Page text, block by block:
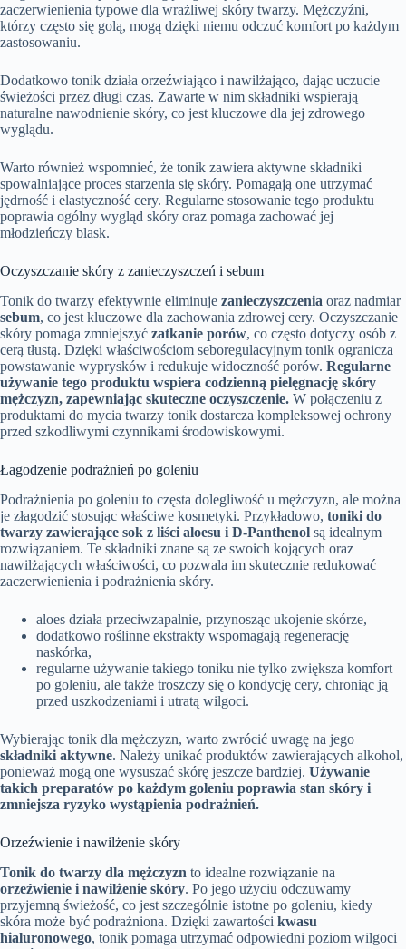
zaczerwienienia typowe dla wrażliwej skóry twarzy. Mężczyźni,
którzy często się golą, mogą dzięki niemu odczuć komfort po każdym
zastosowaniu.
Dodatkowo tonik działa orzeźwiająco i nawilżająco, dając uczucie
świeżości przez długi czas. Zawarte w nim składniki wspierają
naturalne nawodnienie skóry, co jest kluczowe dla jej zdrowego
wyglądu.
Warto również wspomnieć, że tonik zawiera aktywne składniki
spowalniające proces starzenia się skóry. Pomagają one utrzymać
jędrność i elastyczność cery. Regularne stosowanie tego produktu
poprawia ogólny wygląd skóry oraz pomaga zachować jej
młodzieńczy blask.
Oczyszczanie skóry z zanieczyszczeń i sebum
Tonik do twarzy efektywnie eliminuje zanieczyszczenia oraz nadmiar
sebum, co jest kluczowe dla zachowania zdrowej cery. Oczyszczanie
skóry pomaga zmniejszyć zatkanie porów, co często dotyczy osób z
cerą tłustą. Dzięki właściwościom seboregulacyjnym tonik ogranicza
powstawanie wyprysków i redukuje widoczność porów. Regularne
używanie tego produktu wspiera codzienną pielęgnację skóry
mężczyzn, zapewniając skuteczne oczyszczenie. W połączeniu z
produktami do mycia twarzy tonik dostarcza kompleksowej ochrony
przed szkodliwymi czynnikami środowiskowymi.
Łagodzenie podrażnień po goleniu
Podrażnienia po goleniu to częsta dolegliwość u mężczyzn, ale można
je złagodzić stosując właściwe kosmetyki. Przykładowo, toniki do
twarzy zawierające sok z liści aloesu i D-Panthenol są idealnym
rozwiązaniem. Te składniki znane są ze swoich kojących oraz
nawilżających właściwości, co pozwala im skutecznie redukować
zaczerwienienia i podrażnienia skóry.
aloes działa przeciwzapalnie, przynosząc ukojenie skórze,
dodatkowo roślinne ekstrakty wspomagają regenerację
naskórka,
regularne używanie takiego toniku nie tylko zwiększa komfort
po goleniu, ale także troszczy się o kondycję cery, chroniąc ją
przed uszkodzeniami i utratą wilgoci.
Wybierając tonik dla mężczyzn, warto zwrócić uwagę na jego
składniki aktywne. Należy unikać produktów zawierających alkohol,
ponieważ mogą one wysuszać skórę jeszcze bardziej. Używanie
takich preparatów po każdym goleniu poprawia stan skóry i
zmniejsza ryzyko wystąpienia podrażnień.
Orzeźwienie i nawilżenie skóry
Tonik do twarzy dla mężczyzn to idealne rozwiązanie na
orzeźwienie i nawilżenie skóry. Po jego użyciu odczuwamy
przyjemną świeżość, co jest szczególnie istotne po goleniu, kiedy
skóra może być podrażniona. Dzięki zawartości kwasu
hialuronowego, tonik pomaga utrzymać odpowiedni poziom wilgoci